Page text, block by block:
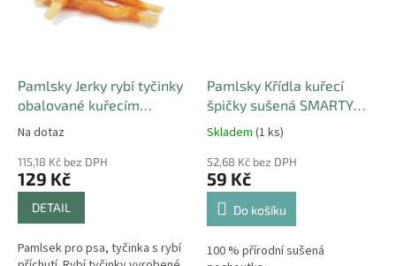
Pamlsky Jerky rybí tyčinky
obalované kuřecím
masem 12,5cm 250g
Na dotaz
115,18 Kč bez DPH
129 Kč
DETAIL
Pamlsek pro psa, tyčinka s rybí
Pamlsky Křídla kuřecí
špičky sušená SMARTY
100g
Skladem (1 ks)
52,68 Kč bez DPH
59 Kč
Do košíku
100 % přírodní sušená